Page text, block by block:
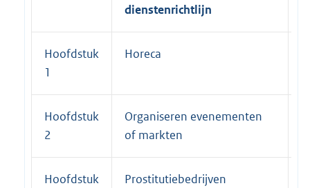
dienstenrichtlijn
Hoofdstuk
1
Horeca
Hoofdstuk
2
Organiseren evenementen
of markten
Hoofdstuk
Prostitutiebedrijven